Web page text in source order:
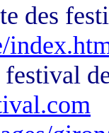
des
festival